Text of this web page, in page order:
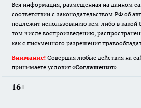
Вся информация, размещенная на данном
соответствии с законодательством РФ об
подлежит использованию кем-либо в
том числе воспроизведению,
как с письменного разрешения
Внимание! Совершая любые действия на
принимаете условия «Cоглашения»
16+